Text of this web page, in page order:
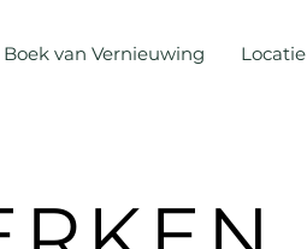
Boek van Vernieuwing Locatie